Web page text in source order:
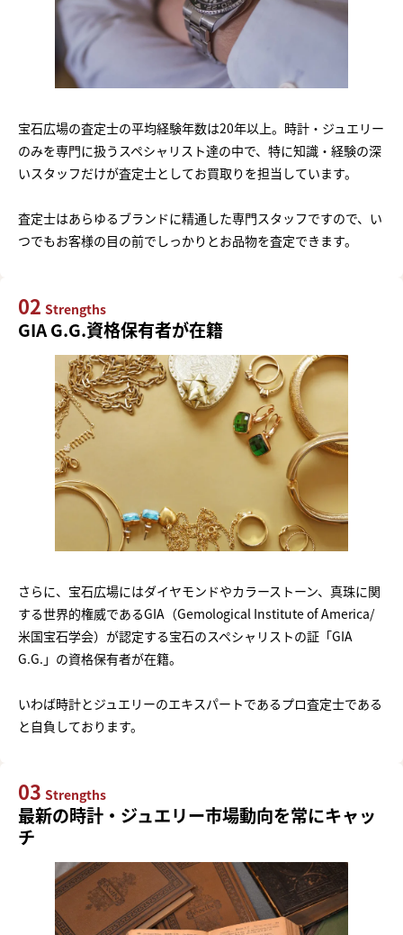
宝石広場の査定士の平均経験年数は20年以上。時計・ジュエリー
のみを専門に扱うスペシャリスト達の中で、特に知識・経験の深
いスタッフだけが査定士としてお買取りを担当しています。
査定士はあらゆるブランドに精通した専門スタッフですので、い
つでもお客様の目の前でしっかりとお品物を査定できます。
02 Strengths
GIA G.G.資格保有者が在籍
さらに、宝石広場にはダイヤモンドやカラーストーン、真珠に関
する世界的権威であるGIA（Gemological Institute of America/
米国宝石学会）が認定する宝石のスペシャリストの証「GIA
G.G.」の資格保有者が在籍。
いわば時計とジュエリーのエキスパートであるプロ査定士である
と自負しております。
03 Strengths
最新の時計・ジュエリー市場動向を常にキャッ
チ